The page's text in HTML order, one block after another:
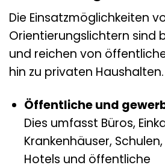
Die Einsatzmöglichkeiten
Orientierungslichtern sind
und reichen von
hin zu privaten Haushalten.
Öffentliche und
Dies umfasst Büros,
Krankenhäuser,
Hotels und öffentliche